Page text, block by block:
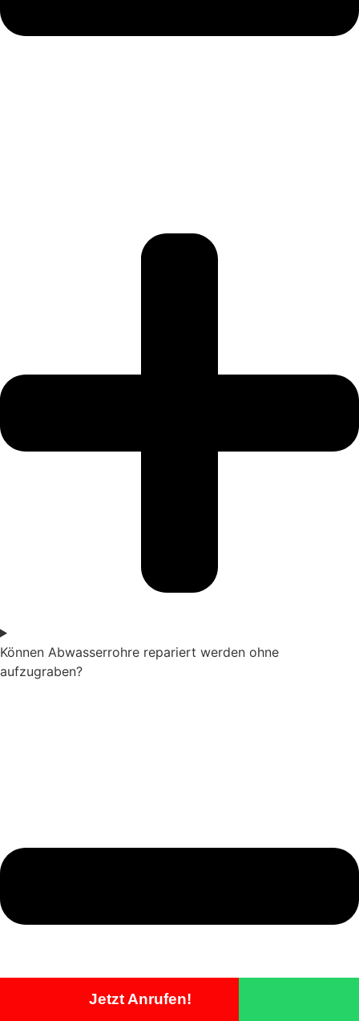
Können Abwasserrohre repariert werden ohne
aufzugraben?
Jetzt Anrufen!